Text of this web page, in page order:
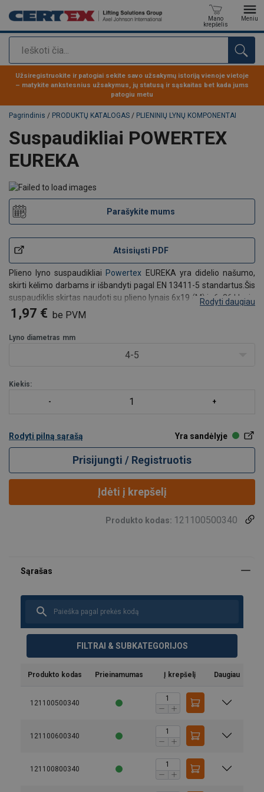
Paieška
Mano
krepšelis
Meniu
Produktas buvo pridėtas prie jūsų užklausos
Užsiregistruokite ir patogiai sekite savo užsakymų istoriją vienoje vietoje
– matykite ankstesnius užsakymus, jų statusą ir sąskaitas bet kada jums
patogiu metu
Pagrindinis / PRODUKTŲ KATALOGAS / PLIENINIŲ LYNŲ KOMPONENTAI
Suspaudikliai POWERTEX
EUREKA
Parašykite mums
Atsisiųsti PDF
Plieno lyno suspaudikliai Powertex EUREKA yra didelio našumo,
skirti kėlimo darbams ir išbandyti pagal EN 13411-5 standartus. Šis
suspaudiklis skirtas naudoti su plieno lynais 6x19 (M) ir 6x36 klasių
bei įprastais 8x19 klasės plieno lynais, kurių stipris iki 1960 N/mm²,
tiek su organine, t
Rodyti daugiau
1,97 € be PVM
Lyno diametras mm
4-5
Kiekis:
Rodyti pilną sąrašą Yra sandėlyje
Prisijungti / Registruotis
Įdėti į krepšelį
Produkto kodas: 121100500340
FILTRAI & SUBKATEGORIJOS
Produkto kodas Prieinamumas Į krepšelį Daugiau
121100500340
121100600340
121100800340